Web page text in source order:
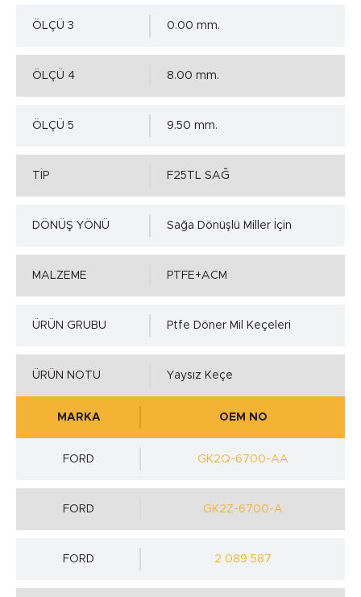
ÖLÇÜ 3 0.00 mm.
ÖLÇÜ 4 8.00 mm.
ÖLÇÜ 5 9.50 mm.
TİP F25TL SAĞ
DÖNÜŞ YÖNÜ Sağa Dönüşlü Miller İçin
MALZEME PTFE+ACM
ÜRÜN GRUBU Ptfe Döner Mil Keçeleri
ÜRÜN NOTU Yaysız Keçe
MARKA OEM NO
FORD GK2Q-6700-AA
FORD GK2Z-6700-A
FORD 2 089 587